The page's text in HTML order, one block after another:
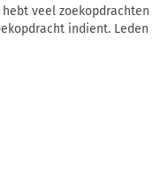
hebt veel
indient. Leden